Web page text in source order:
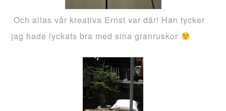
Och allas vår kreativa Ernst var där! Han tycker
jag hade lyckats bra med sina granruskor